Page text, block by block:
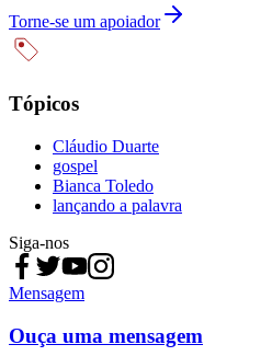
Torne-se um apoiador
Tópicos
Cláudio Duarte
gospel
Bianca Toledo
lançando a palavra
Siga-nos
Mensagem
Ouça uma mensagem